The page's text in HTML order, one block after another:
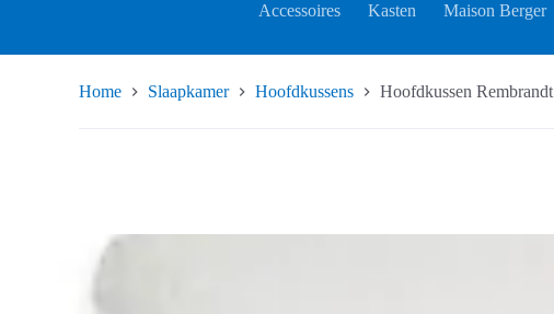
Accessoires Kasten Maison Berger
Home Slaapkamer Hoofdkussens Hoofdkussen Rembrandt